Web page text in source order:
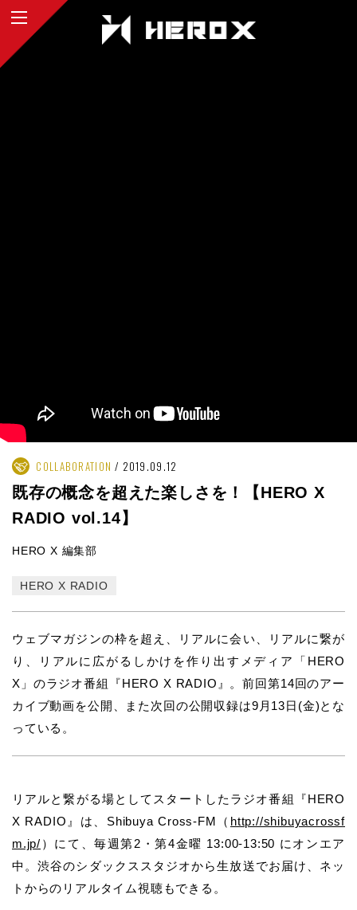
COLLABORATION 2019.09.12
既存の概念を超えた楽しさを！【HERO X
RADIO vol.14】
HERO X 編集部
HERO X RADIO
ウェブマガジンの枠を超え、リアルに会い、リアルに繋が
り、リアルに広がるしかけを作り出すメディア「HERO
X」のラジオ番組『HERO X RADIO』。前回第14回のアー
カイブ動画を公開、また次回の公開収録は9月13日(金)とな
っている。
リアルと繋がる場としてスタートしたラジオ番組『HERO
X RADIO』は、Shibuya Cross-FM（ http://shibuyacrossf
m.jp/ ）にて、毎週第2・第4金曜 13:00-13:50 にオンエア
中。渋谷のシダックススタジオから生放送でお届け、ネッ
トからのリアルタイム視聴もできる。